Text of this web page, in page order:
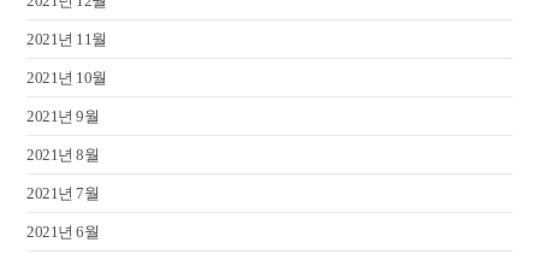
2021년 11월
2021년 10월
2021년 9월
2021년 8월
2021년 7월
2021년 6월